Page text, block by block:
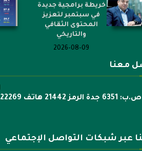
خريطة برامجية جديدة
في سبتمبر لتعزيز
المحتوى الثقافي
والتاريخي
2026-08-09
معنا
عبر شبكات التواصل الإجتماعي